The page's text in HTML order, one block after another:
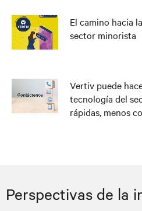
El camino hacia
sector minorista
Vertiv puede
tecnología del
rápidas, menos
Perspectivas de la